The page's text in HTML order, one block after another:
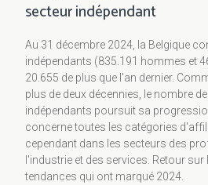
secteur indépendant
Au 31 décembre 2024, la Belgique
indépendants (835.191 hommes et
20.655 de plus que l'an dernier.
plus de deux décennies, le nombre
indépendants poursuit sa
concerne toutes les catégories
cependant dans les secteurs des
l'industrie et des services. Retour
tendances qui ont marqué 2024.